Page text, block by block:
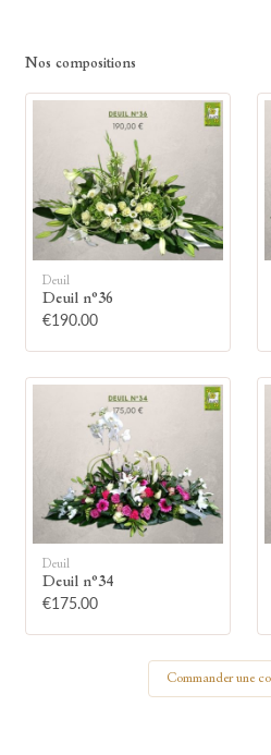
Allumez
Montrez votre
allumant
Votre prénom
Nos compositions
Deuil
Deuil n°36
€190.00
Deuil
Deuil n°34
€175.00
Commander une